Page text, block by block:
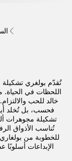
تُقدّم بولغري تشكيلة
اللحظات في الحياة.
خالد للحب
فحسب، بل تُخلد
تشكيلة مجوهرات
تُناسب الأذواق
للخطوبة من بولغاري
الإبداعات أسلوبًا